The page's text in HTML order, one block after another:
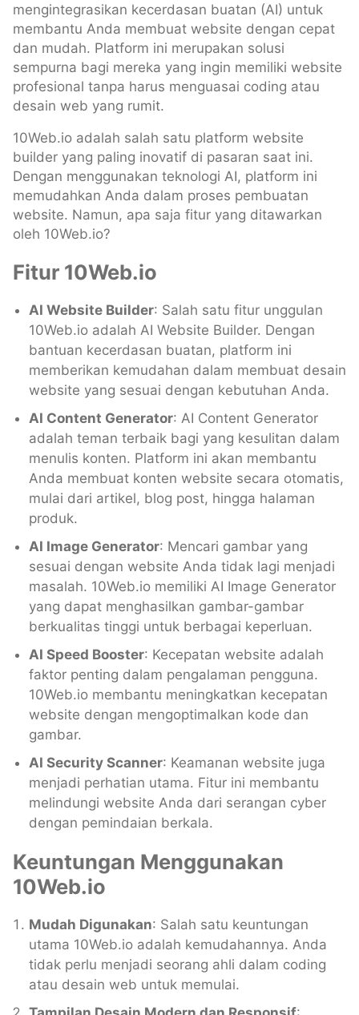
mengintegrasikan kecerdasan buatan (AI) untuk
membantu Anda membuat website dengan cepat
dan mudah. Platform ini merupakan solusi
sempurna bagi mereka yang ingin memiliki website
profesional tanpa harus menguasai coding atau
desain web yang rumit.
10Web.io adalah salah satu platform website
builder yang paling inovatif di pasaran saat ini.
Dengan menggunakan teknologi AI, platform ini
memudahkan Anda dalam proses pembuatan
website. Namun, apa saja fitur yang ditawarkan
oleh 10Web.io?
Fitur 10Web.io
AI Website Builder: Salah satu fitur unggulan
10Web.io adalah AI Website Builder. Dengan
bantuan kecerdasan buatan, platform ini
memberikan kemudahan dalam membuat desain
website yang sesuai dengan kebutuhan Anda.
AI Content Generator: AI Content Generator
adalah teman terbaik bagi yang kesulitan dalam
menulis konten. Platform ini akan membantu
Anda membuat konten website secara otomatis,
mulai dari artikel, blog post, hingga halaman
produk.
AI Image Generator: Mencari gambar yang
sesuai dengan website Anda tidak lagi menjadi
masalah. 10Web.io memiliki AI Image Generator
yang dapat menghasilkan gambar-gambar
berkualitas tinggi untuk berbagai keperluan.
AI Speed Booster: Kecepatan website adalah
faktor penting dalam pengalaman pengguna.
10Web.io membantu meningkatkan kecepatan
website dengan mengoptimalkan kode dan
gambar.
AI Security Scanner: Keamanan website juga
menjadi perhatian utama. Fitur ini membantu
melindungi website Anda dari serangan cyber
dengan pemindaian berkala.
Keuntungan Menggunakan
10Web.io
Mudah Digunakan: Salah satu keuntungan
utama 10Web.io adalah kemudahannya. Anda
tidak perlu menjadi seorang ahli dalam coding
atau desain web untuk memulai.